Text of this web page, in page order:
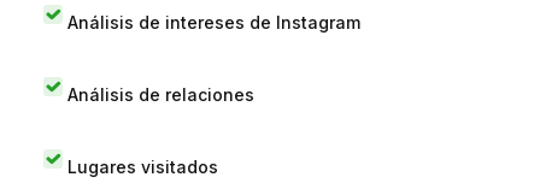
Análisis de intereses de Instagram
Análisis de relaciones
Lugares visitados